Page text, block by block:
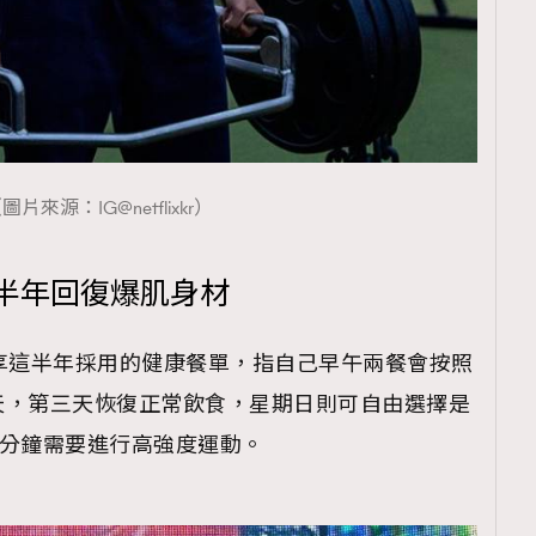
片來源：IG@netflixkr）
年回復爆肌身材
半年採用的健康餐單，指自己早午兩餐會按照
第三天恢復正常飲食，星期日則可自由選擇是
鐘需要進行高強度運動。